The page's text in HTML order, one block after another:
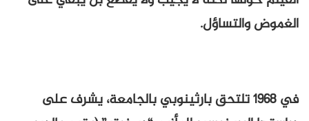
الغموض والتساؤل.
في 1968 تلتحق بارثينوبي بالجامعة، يشرف على